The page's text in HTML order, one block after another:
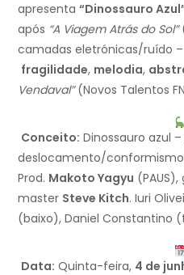
apresenta “Dinossauro
após “A Viagem Atrás do Sol”
camadas eletrónicas/ruído –
fragilidade, melodia,
Vendaval”(Novos Talentos
Conceito: Dinossauro azul
deslocamento/
Prod. Makoto Yagyu
master Steve Kitch. Iuri
(baixo), Daniel Constantino
Data: Quinta-feira, 4 de